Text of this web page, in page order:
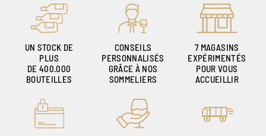
UN STOCK DE
PLUS
DE 400.000
BOUTEILLES
CONSEILS
PERSONNALISÉS
GRÂCE À NOS
SOMMELIERS
7 MAGASINS
EXPÉRIMENTÉS
POUR VOUS
ACCUEILLIR